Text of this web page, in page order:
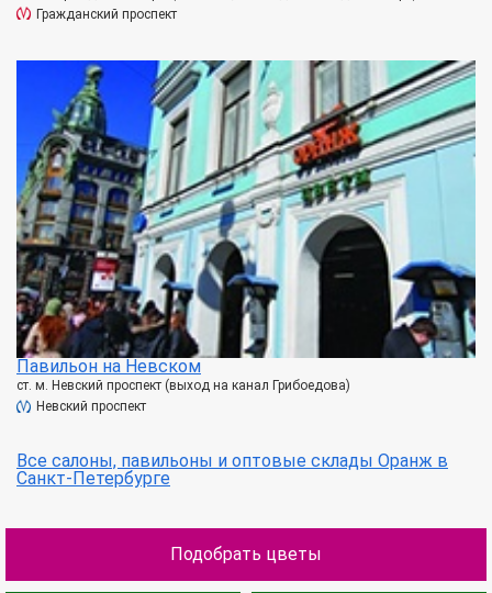
Гражданский проспект
Павильон на Невском
ст. м. Невский проспект (выход на канал Грибоедова)
Невский проспект
Все салоны, павильоны и оптовые склады Оранж в
Санкт-Петербурге
Подобрать цветы